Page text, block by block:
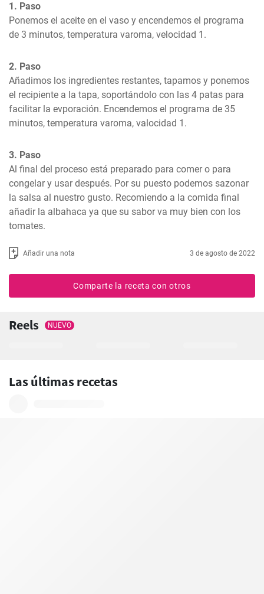
1. Paso
Ponemos el aceite en el vaso y encendemos el programa
de 3 minutos, temperatura varoma, velocidad 1.
2. Paso
Añadimos los ingredientes restantes, tapamos y ponemos
el recipiente a la tapa, soportándolo con las 4 patas para
facilitar la evporación. Encendemos el programa de 35
minutos, temperatura varoma, valocidad 1.
3. Paso
Al final del proceso está preparado para comer o para
congelar y usar después. Por su puesto podemos sazonar
la salsa al nuestro gusto. Recomiendo a la comida final
añadir la albahaca ya que su sabor va muy bien con los
tomates.
Añadir una nota 3 de agosto de 2022
Comparte la receta con otros
Reels NUEVO
Las últimas recetas